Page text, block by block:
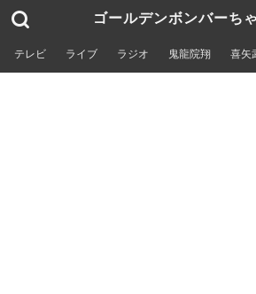
ゴールデンボンバーち
テレビ ライブ ラジオ 鬼龍院翔 喜矢